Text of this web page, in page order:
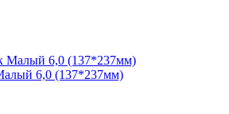
6,0 (137*237мм)